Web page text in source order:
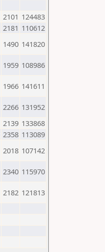
2101 124483
2181 110612
1490 141820
1959 108986
1966 141611
2266 131952
2139 133868
2358 113089
2018 107142
2340 115970
2182 121813